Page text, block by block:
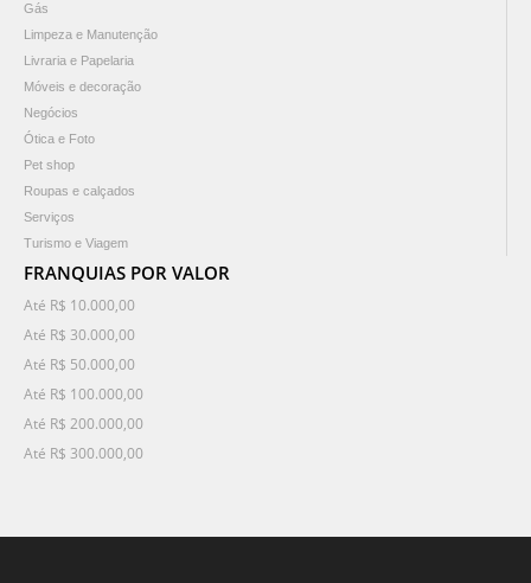
Gás
Limpeza e Manutenção
Livraria e Papelaria
Móveis e decoração
Negócios
Ótica e Foto
Pet shop
Roupas e calçados
Serviços
Turismo e Viagem
FRANQUIAS POR VALOR
Até R$ 10.000,00
Até R$ 30.000,00
Até R$ 50.000,00
Até R$ 100.000,00
Até R$ 200.000,00
Até R$ 300.000,00